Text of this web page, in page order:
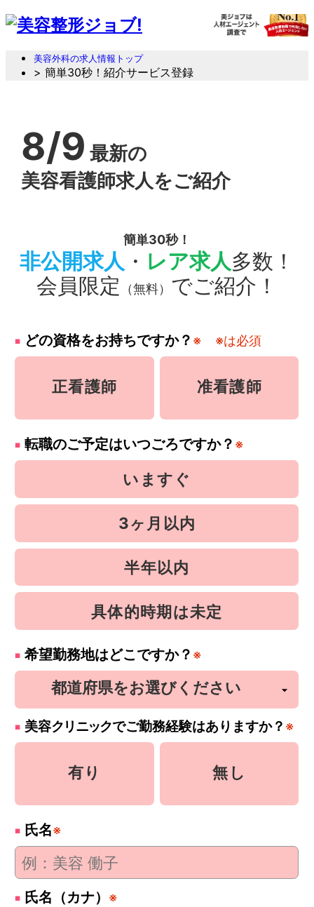
美容外科の求人情報トップ
> 簡単30秒！紹介サービス登録
8/9 最新の
美容看護師求人をご紹介
簡単30秒！
非公開求人 ・ レア求人多数！
会員限定
（無料） でご紹介！
どの資格をお持ちですか？ ※ ※は必須
正看護師 准看護師
転職のご予定はいつごろですか？ ※
いますぐ
3ヶ月以内
半年以内
具体的時期は未定
希望勤務地はどこですか？ ※
美容クリニックでご勤務経験はありますか？ ※
有り 無し
氏名※
氏名（カナ） ※